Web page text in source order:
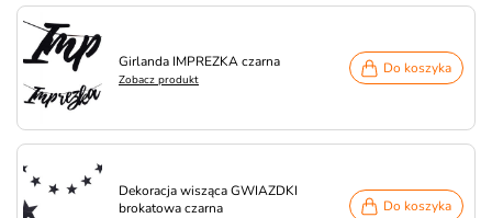
Girlanda IMPREZKA czarna
Zobacz produkt
Do koszyka
Dekoracja wisząca GWIAZDKI
brokatowa czarna
Do koszyka